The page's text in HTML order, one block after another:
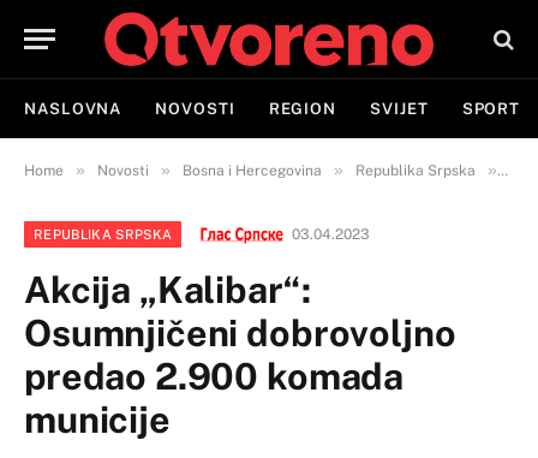
NASLOVNA NOVOSTI REGION SVIJET SPORT
Home » Novosti » Bosna i Hercegovina » Republika Srpska »
REPUBLIKA SRPSKA 03.04.2023
Akcija „Kalibar“:
Osumnjičeni dobrovoljno
predao 2.900 komada
municije